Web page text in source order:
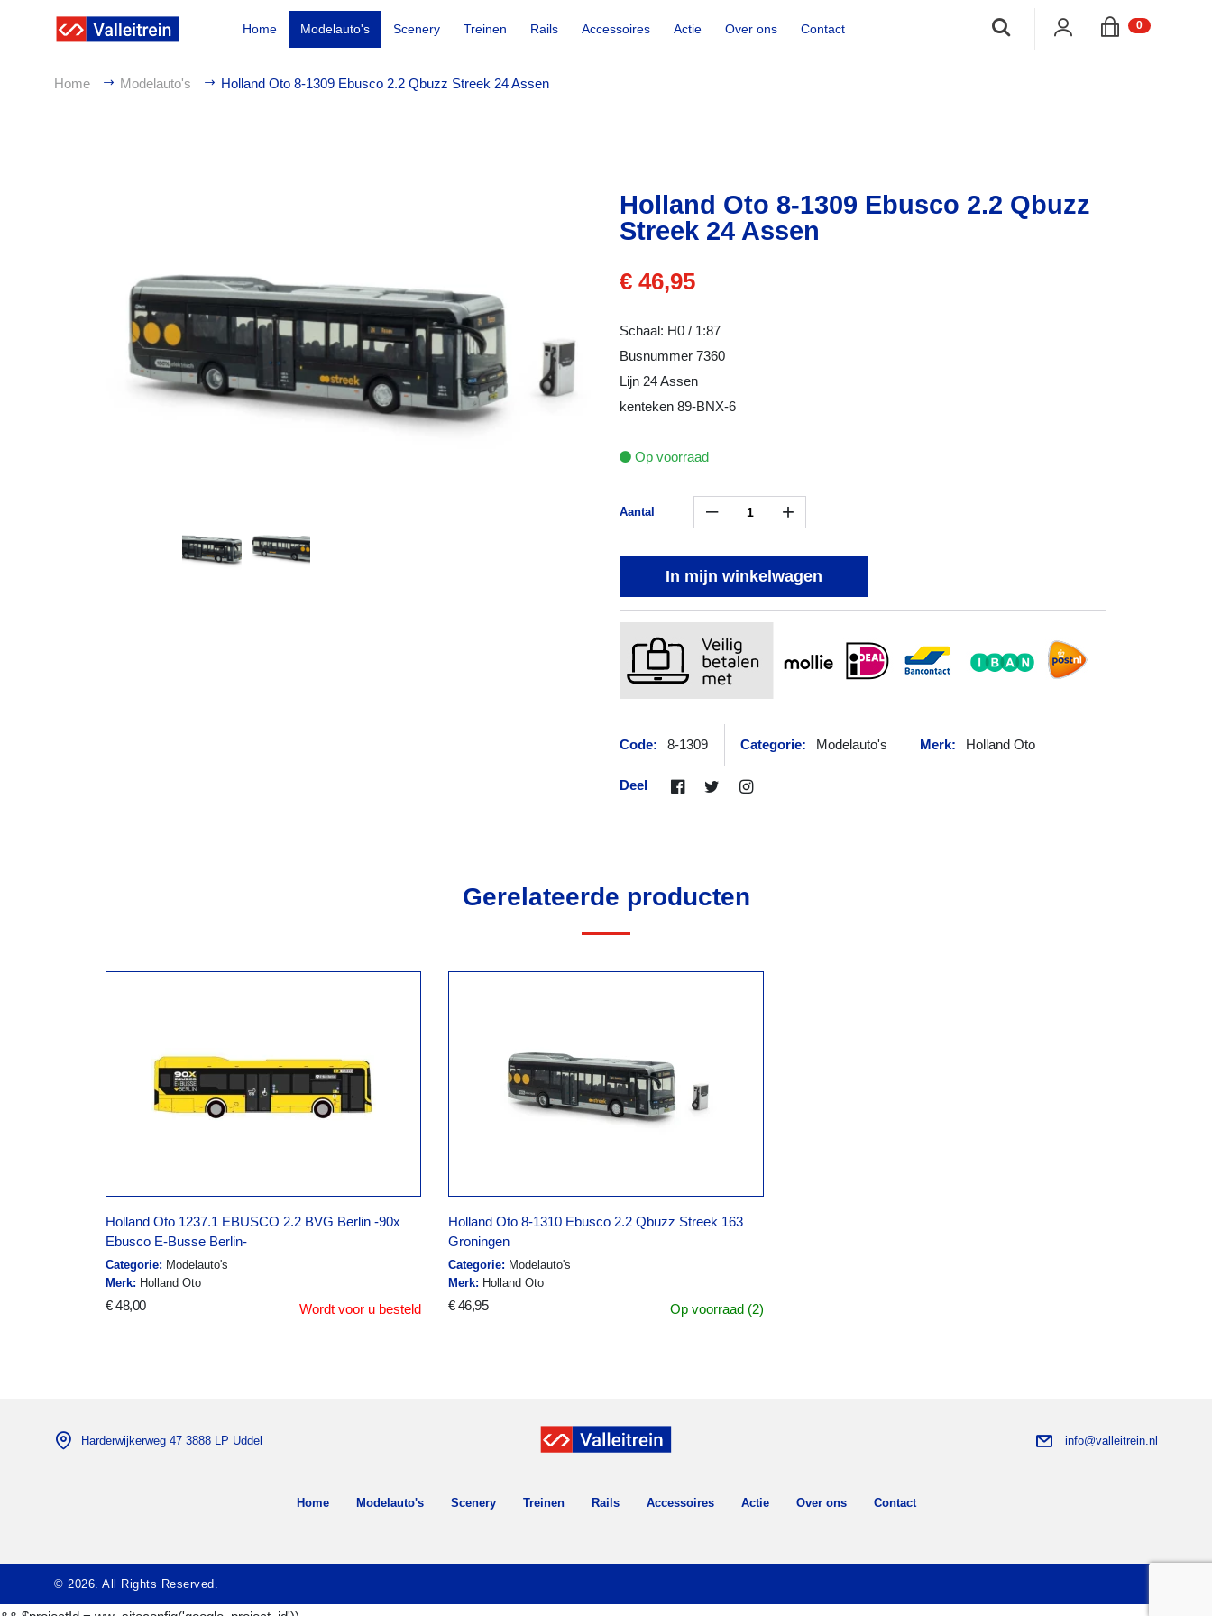
Home Modelauto's Scenery Treinen Rails Accessoires Actie Over ons Contact 0;
Home Modelauto's Holland Oto 8-1309 Ebusco 2.2 Qbuzz Streek 24 Assen
Holland Oto 8-1309 Ebusco 2.2 Qbuzz
Streek 24 Assen
€ 46,95
Schaal: H0 / 1:87
Busnummer 7360
Lijn 24 Assen
kenteken 89-BNX-6
Op voorraad
Aantal – +
In mijn winkelwagen
Code: 8-1309 Categorie: Modelauto's Merk: Holland Oto
Deel
Gerelateerde producten
Holland Oto 1237.1 EBUSCO 2.2 BVG Berlin -90x
Ebusco E-Busse Berlin-
Categorie: Modelauto's
Merk: Holland Oto
€ 48,00 Wordt voor u besteld
Holland Oto 8-1310 Ebusco 2.2 Qbuzz Streek 163
Groningen
Categorie: Modelauto's
Merk: Holland Oto
€ 46,95 Op voorraad (2)
Harderwijkerweg 47 3888 LP Uddel info@valleitrein.nl
Home Modelauto's Scenery Treinen Rails Accessoires Actie Over ons Contact
© 2026. All Rights Reserved.